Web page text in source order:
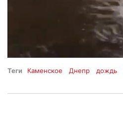
Теги Каменское Днепр дождь